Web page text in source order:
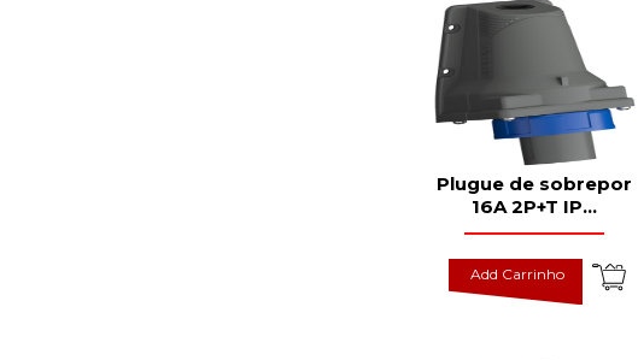
Plugue de sobrepor
16A 2P+T IP...
Add Carrinho